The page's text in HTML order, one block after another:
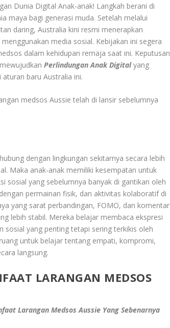
Dunia Digital Anak-anak! Langkah berani di
maya bagi generasi muda. Setelah melalui
daring, Australia kini resmi menerapkan
media sosial. Kebijakan ini segera
dalam kehidupan remaja saat ini. Keputusan
mewujudkanPerlindungan Anak Digitalyang
baru Australia ini.
medsos Aussie telah di lansir sebelumnya
dengan lingkungan sekitarnya secara lebih
Maka anak-anak memiliki kesempatan untuk
sosial yang sebelumnya banyak di gantikan oleh
permainan fisik, dan aktivitas kolaboratif di
yang sarat perbandingan, FOMO, dan komentar
lebih stabil. Mereka belajar membaca ekspresi
sosial yang penting tetapi sering terkikis oleh
untuk belajar tentang empati, kompromi,
langsung.
LARANGAN MEDSOS
Larangan Medsos Aussie Yang Sebenarnya